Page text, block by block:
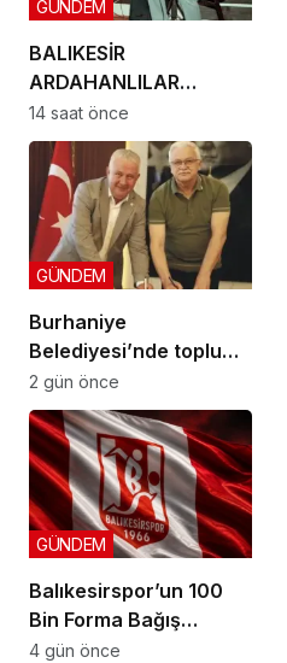
BALIKESİR
ARDAHANLILAR
DERNEĞİ GÖMEÇ’TE
BULUŞTU
GÜNDEM
14 saat önce
Burhaniye
Belediyesi’nde toplu
sözleşme: İmzalar atıldı
GÜNDEM
2 gün önce
Balıkesirspor’un 100
Bin Forma Bağış
Kampanyası 10 Bin
GÜNDEM
4 gün önce